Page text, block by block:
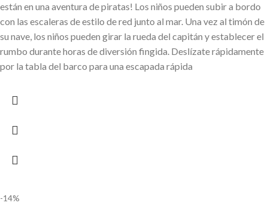
están en una aventura de piratas! Los niños pueden subir a bordo
con las escaleras de estilo de red junto al mar. Una vez al timón de
su nave, los niños pueden girar la rueda del capitán y establecer el
rumbo durante horas de diversión fingida. Deslízate rápidamente
por la tabla del barco para una escapada rápida
-14%